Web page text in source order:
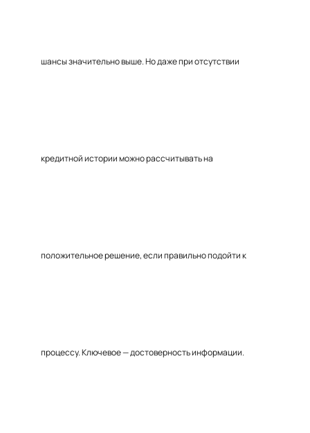
шансы значительно выше. Но даже при отсутствии
кредитной истории можно рассчитывать на
положительное решение, если правильно подойти к
процессу. Ключевое — достоверность информации.